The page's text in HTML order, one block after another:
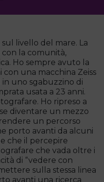
livello del mare. La
con la comunità,
Ho sempre avuto la
con una macchina Zeiss
in uno sgabuzzino di
usata a 23 anni.
Ho ripreso a
diventare un mezzo
un percorso
porto avanti da alcuni
che il percepire
che vada oltre i
di “vedere con
sulla stessa linea
avanti una ricerca